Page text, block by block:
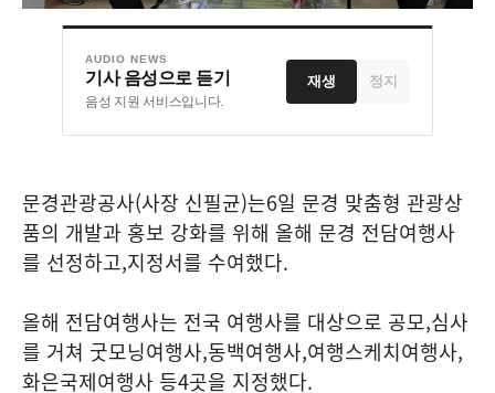
AUDIO NEWS
기사 음성으로 듣기
음성 지원 서비스입니다.
재생 정지
문경관광공사(사장 신필균)는6일 문경 맞춤형 관광상
품의 개발과 홍보 강화를 위해 올해 문경 전담여행사
를 선정하고,지정서를 수여했다.
올해 전담여행사는 전국 여행사를 대상으로 공모,심사
를 거쳐 굿모닝여행사,동백여행사,여행스케치여행사,
화은국제여행사 등4곳을 지정했다.